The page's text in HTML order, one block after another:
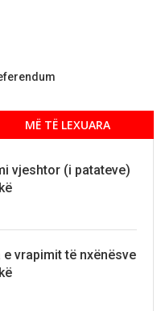
MË TË LEXUARA
vjeshtor (i patateve)
e vrapimit të nxënësve